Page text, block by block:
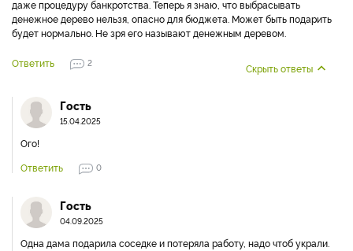
даже процедуру банкротства. Теперь я знаю, что выбрасывать
денежное дерево нельзя, опасно для бюджета. Может быть подарить
будет нормально. Не зря его называют денежным деревом.
Ответить 2 Скрыть ответы
Гость
15.04.2025
Ого!
Ответить
0
Гость
04.09.2025
Одна дама подарила соседке и потеряла работу, надо чтоб украли.